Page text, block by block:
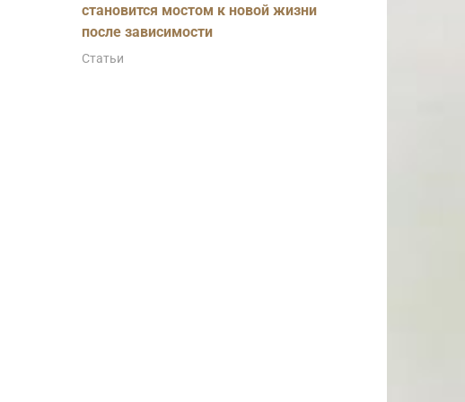
становится мостом к новой жизни
после зависимости
Статьи